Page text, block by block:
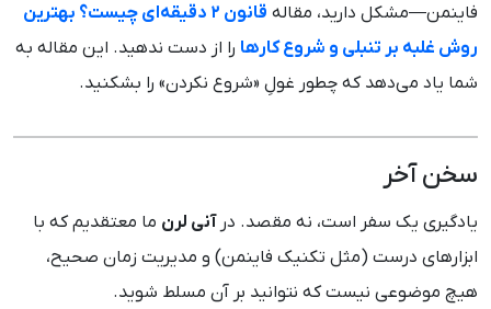
فاینمن—مشکل دارید، مقاله
قانون ۲ دقیقه‌ای چیست؟ بهترین
روش غلبه بر تنبلی و شروع کارها را از دست ندهید. این مقاله به
شما یاد می‌دهد که چطور غولِ «شروع نکردن» را بشکنید.
سخن آخر
یادگیری یک سفر است، نه مقصد. درآنی لرن ما معتقدیم که با
ابزارهای درست (مثل تکنیک فاینمن) و مدیریت زمان صحیح،
هیچ موضوعی نیست که نتوانید بر آن مسلط شوید.